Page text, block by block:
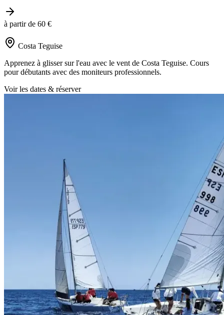
à partir de 60 €
Costa Teguise
Apprenez à glisser sur l'eau avec le vent de Costa Teguise. Cours
pour débutants avec des moniteurs professionnels.
Voir les dates & réserver